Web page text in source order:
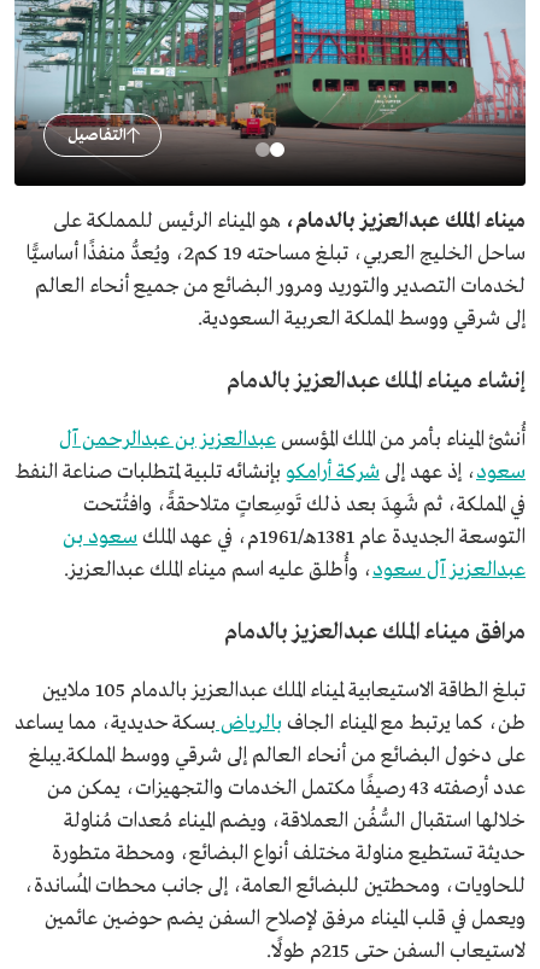
التفاصيل
ميناء الملك عبدالعزيز بالدمام، هو الميناء الرئيس للمملكة على
ساحل الخليج العربي، تبلغ مساحته 19 كم2، ويُعدُّ منفذًا أساسيًّا
لخدمات التصدير والتوريد ومرور البضائع من جميع أنحاء العالم
إلى شرقي ووسط المملكة العربية السعودية.
إنشاء ميناء الملك عبدالعزيز بالدمام
أُنشئ الميناء بأمر من الملك المؤسسعبدالعزيز بن عبدالرحمن آل
سعود، إذ عهد إلى شركة أرامكو بإنشائه تلبية لمتطلبات صناعة النفط
في المملكة، ثم شَهِدَ بعد ذلك تَوسِعاتٍ متلاحقةً، وافتُتحت
التوسعة الجديدة عام 1381هـ/1961م، في عهد الملك
سعود بن
عبدالعزيز آل سعود، وأُطلق عليه اسم ميناء الملك عبدالعزيز.
مرافق ميناء الملك عبدالعزيز بالدمام
تبلغ الطاقة الاستيعابية لميناء الملك عبدالعزيز بالدمام 105 ملايين
طن، كما يرتبط مع الميناء الجاف بالرياض بسكة حديدية، مما يساعد
على دخول البضائع من أنحاء العالم إلى شرقي ووسط المملكة.يبلغ
عدد أرصفته 43 رصيفًا مكتمل الخدمات والتجهيزات، يمكن من
خلالها استقبال السُّفُن العملاقة، ويضم الميناء مُعدات مُناولة
حديثة تستطيع مناولة مختلف أنواع البضائع، ومحطة متطورة
للحاويات، ومحطتين للبضائع العامة، إلى جانب محطات المُساندة،
ويعمل في قلب الميناء مرفق لإصلاح السفن يضم حوضين عائمين
لاستيعاب السفن حتى 215م طولًا.